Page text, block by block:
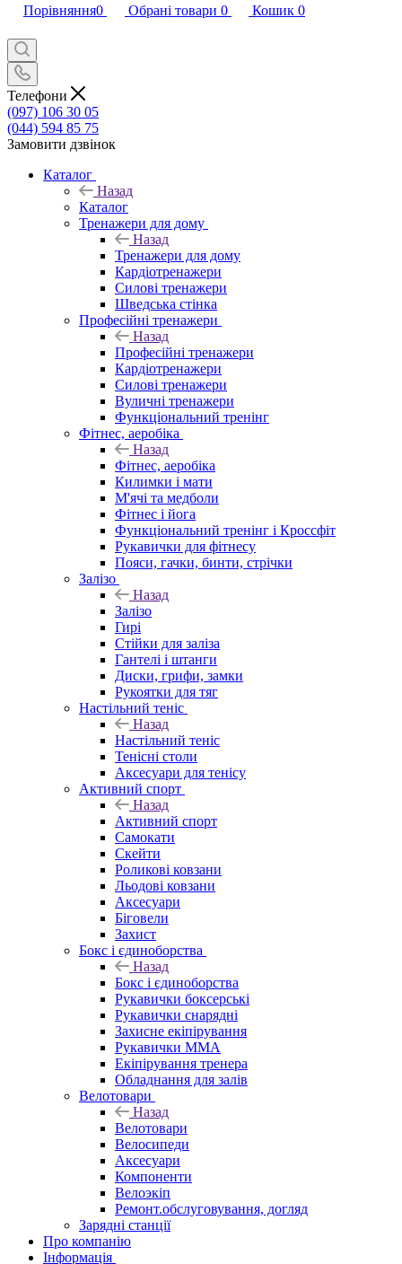
Порівняння0 Обрані товари 0 Кошик 0
Телефони
(097) 106 30 05
(044) 594 85 75
Замовити дзвінок
Каталог
Назад
Каталог
Тренажери для дому
Назад
Тренажери для дому
Кардіотренажери
Силові тренажери
Шведська стінка
Професійні тренажери
Назад
Професійні тренажери
Кардіотренажери
Силові тренажери
Вуличні тренажери
Функціональний тренінг
Фітнес, аеробіка
Назад
Фітнес, аеробіка
Килимки і мати
М'ячі та медболи
Фітнес і йога
Функціональний тренінг і Кроссфіт
Рукавички для фітнесу
Пояси, гачки, бинти, стрічки
Залізо
Назад
Залізо
Гирі
Стійки для заліза
Гантелі і штанги
Диски, грифи, замки
Рукоятки для тяг
Настільний теніс
Назад
Настільний теніс
Тенісні столи
Аксесуари для тенісу
Активний спорт
Назад
Активний спорт
Самокати
Скейти
Роликові ковзани
Льодові ковзани
Аксесуари
Біговели
Захист
Бокс і єдиноборства
Назад
Бокс і єдиноборства
Рукавички боксерські
Рукавички снарядні
Захисне екіпірування
Рукавички ММА
Екіпірування тренера
Обладнання для залів
Велотовари
Назад
Велотовари
Велосипеди
Аксесуари
Компоненти
Велоэкіп
Ремонт.обслуговування, догляд
Зарядні станції
Про компанію
Інформація